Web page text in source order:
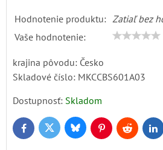
Hodnotenie produktu: Zatiaľ bez
Vaše hodnotenie:
krajina pôvodu: Česko
Skladové číslo: MKCCBS601A03
Dostupnosť: Skladom
FacebookTwitter BlueskyPinterestReddit